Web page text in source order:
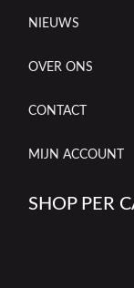
NIEUWS
OVER ONS
CONTACT
MIJN ACCOUNT
SHOP PER